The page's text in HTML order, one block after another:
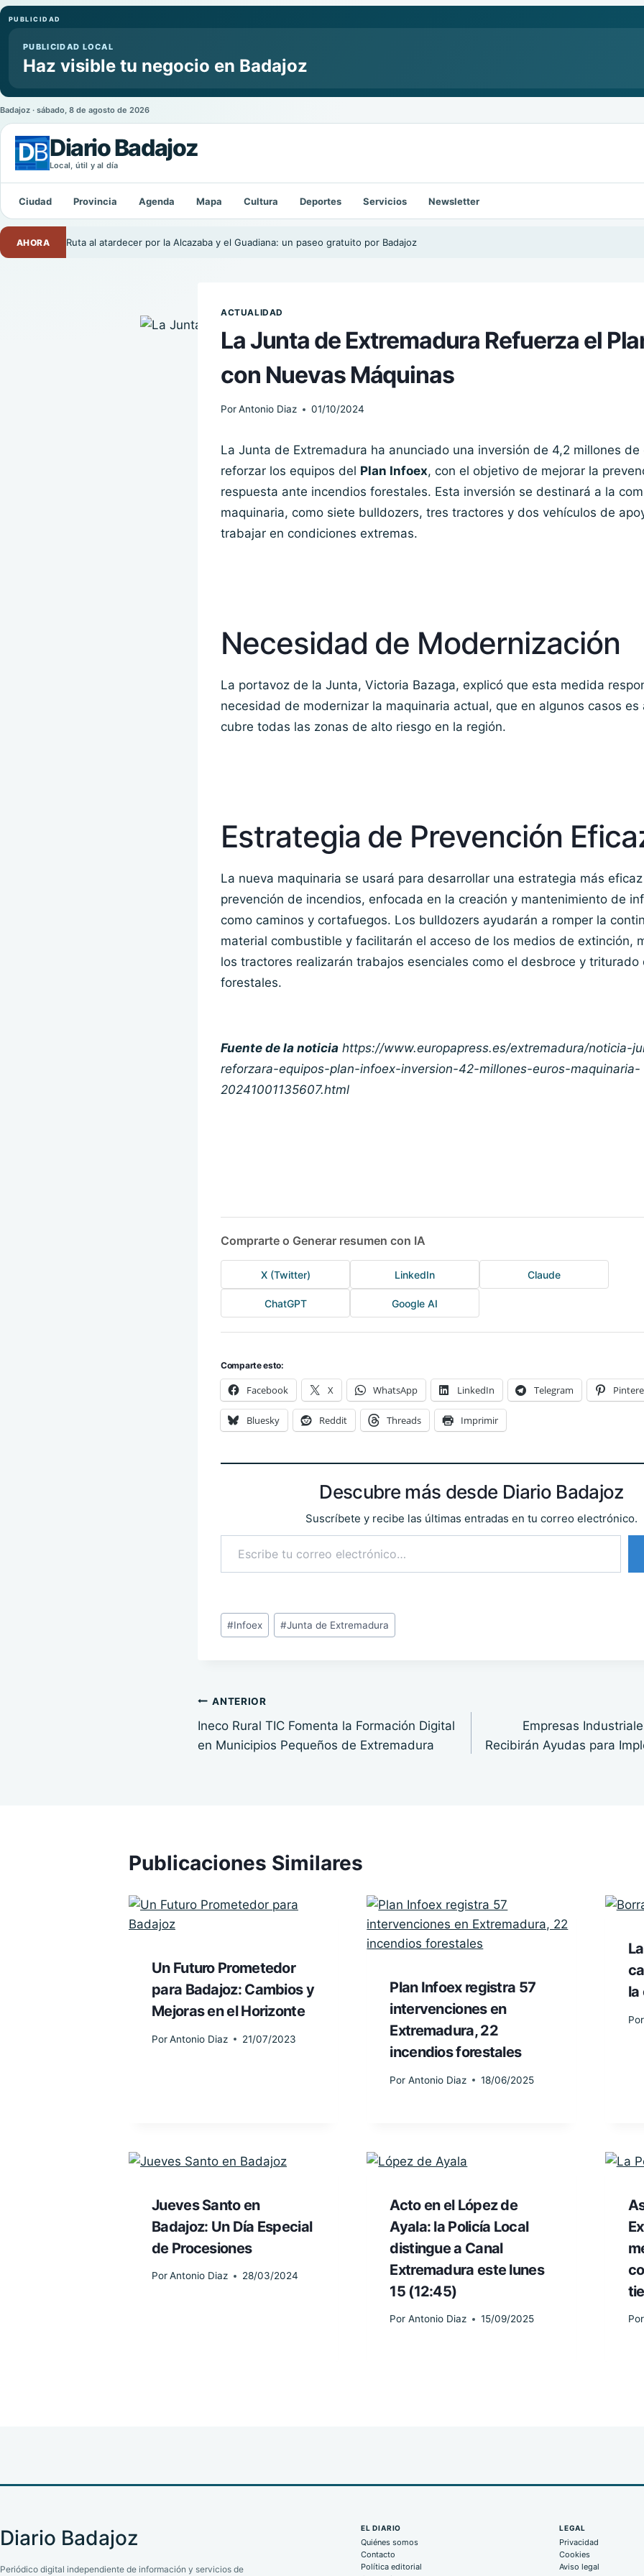
PUBLICIDAD
PUBLICIDAD LOCAL
Haz visible tu negocio en Badajoz
Badajoz · sábado, 8 de agosto de 2026
Diario Badajoz
Local, útil y al día
Buscar:
Ciudad Provincia Agenda Mapa Cultura Deportes Servicios Newsletter
AHORA Ruta al atardecer por la Alcazaba y el Guadiana: un paseo gratuito por Badajoz
ACTUALIDAD
La Junta de Extremadura Refuerza el
con Nuevas Máquinas
PorAntonio Diaz 01/10/2024
La Junta de Extremadura ha anunciado una inversión de 4,2 millones de
reforzar los equipos del Plan Infoex, con el objetivo de mejorar la
respuesta ante incendios forestales. Esta inversión se destinará a la
maquinaria, como siete bulldozers, tres tractores y dos vehículos de
trabajar en condiciones extremas.
Necesidad de Modernización
La portavoz de la Junta, Victoria Bazaga, explicó que esta medida
necesidad de modernizar la maquinaria actual, que en algunos casos es
cubre todas las zonas de alto riesgo en la región.
Estrategia de Prevención
La nueva maquinaria se usará para desarrollar una estrategia más
prevención de incendios, enfocada en la creación y mantenimiento de
como caminos y cortafuegos. Los bulldozers ayudarán a romper la
material combustible y facilitarán el acceso de los medios de extinción,
los tractores realizarán trabajos esenciales como el desbroce y triturado
forestales.
Fuente de la noticia https://www.europapress.es/extremadura/noticia-
reforzara-equipos-plan-infoex-inversion-42-millones-euros-maquinaria-
20241001135607.html
Comprarte o Generar resumen con IA
X (Twitter) LinkedIn Claude
ChatGPT Google AI
Comparte esto:
Facebook X WhatsApp LinkedIn Telegram
Bluesky Reddit Threads Imprimir
Descubre más desde Diario Badajoz
Suscríbete y recibe las últimas entradas en tu correo electrónico.
Escribe tu correo electrónico…
Etiquetas
de
#Infoex #Junta de Extremadura
Navegación
de
ANTERIOR
Ineco Rural TIC Fomenta la Formación Digital
en Municipios Pequeños de Extremadura
Empresas
Recibirán Ayudas para
Publicaciones Similares
Un Futuro Prometedor
para Badajoz: Cambios y
Mejoras en el Horizonte
PorAntonio Diaz 21/07/2023
Plan Infoex registra 57
intervenciones en
Extremadura, 22
incendios forestales
Por Antonio Diaz 18/06/2025
la
Por
Jueves Santo en
Badajoz: Un Día Especial
de Procesiones
PorAntonio Diaz 28/03/2024
Acto en el López de
Ayala: la Policía Local
distingue a Canal
Extremadura este lunes
15 (12:45)
Por Antonio Diaz 15/09/2025 Por
Diario Badajoz
Periódico digital independiente de información y servicios de
EL DIARIO
Quiénes somos
Contacto
Política editorial
LEGAL
Privacidad
Cookies
Aviso legal